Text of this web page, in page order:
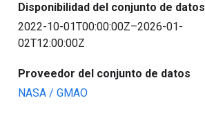
Disponibilidad del conjunto de datos
2022-10-01T00:00:00Z–2026-01-
02T12:00:00Z
Proveedor del conjunto de datos
NASA / GMAO